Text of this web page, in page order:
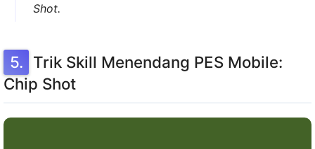
Shot.
Trik Skill Menendang PES Mobile:
Chip Shot